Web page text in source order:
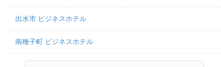
出水市 ビジネスホテル
南種子町 ビジネスホテル